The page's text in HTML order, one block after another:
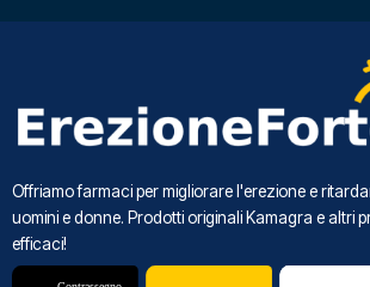
Offriamo farmaci per migliorare l'erezione e
uomini e donne. Prodotti originali Kamagra e altri
efficaci!